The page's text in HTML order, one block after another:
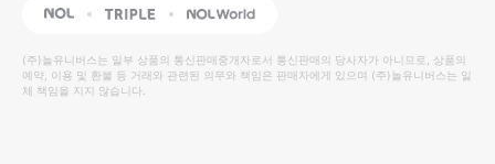
NOL Triple Interpark Global
(주)놀유니버스는 일부 상품의 통신판매중개자로서 통신판매의 당사자가 아니므로, 상품의
예약, 이용 및 환불 등 거래와 관련된 의무와 책임은 판매자에게 있으며 (주)놀유니버스는 일
체 책임을 지지 않습니다.